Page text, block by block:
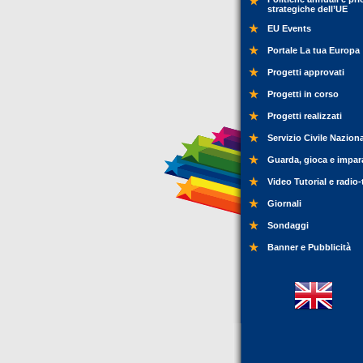
strategiche dell’UE
EU Events
Portale La tua Europa
Progetti approvati
Progetti in corso
Progetti realizzati
Servizio Civile
Guarda, gioca e
Video Tutorial e
Giornali
Sondaggi
Banner e Pubblicità